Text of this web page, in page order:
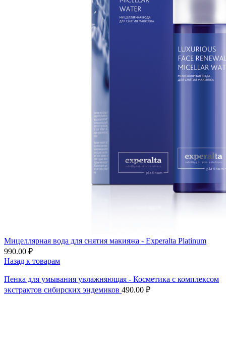
Мицеллярная вода для снятия макияжа - Experalta Platinum
990.00 ₽
Назад к товарам
Пенка для умывания увлажняющая - Косметика с комплексом
экстрактов сибирских эндемиков 490.00 ₽